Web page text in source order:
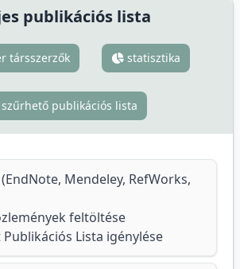
publikációs lista
társszerzők statisztika
publikációs lista
Mendeley, RefWorks,
feltöltése
Lista igénylése